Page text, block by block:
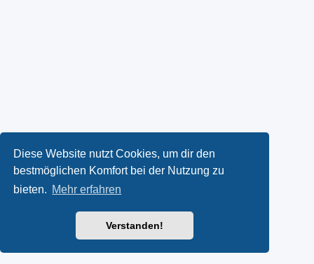
Diese Website nutzt Cookies, um dir den
bestmöglichen Komfort bei der Nutzung zu
bieten. Mehr erfahren
Verstanden!